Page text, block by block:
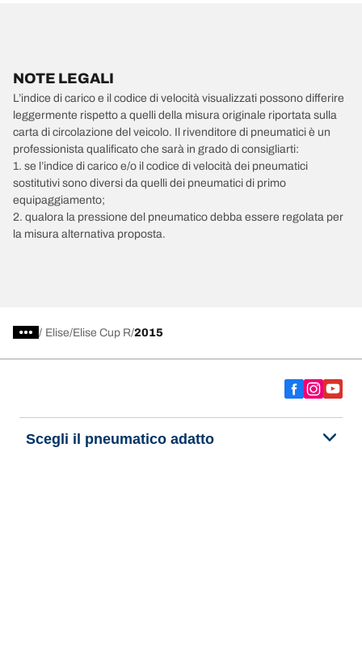
NOTE LEGALI
L’indice di carico e il codice di velocità visualizzati possono differire
leggermente rispetto a quelli della misura originale riportata sulla
carta di circolazione del veicolo. Il rivenditore di pneumatici è un
professionista qualificato che sarà in grado di consigliarti:
1. se l’indice di carico e/o il codice di velocità dei pneumatici
sostitutivi sono diversi da quelli dei pneumatici di primo
equipaggiamento;
2. qualora la pressione del pneumatico debba essere regolata per
la misura alternativa proposta.
/ Elise Elise Cup R 2015
Scegli il pneumatico adatto